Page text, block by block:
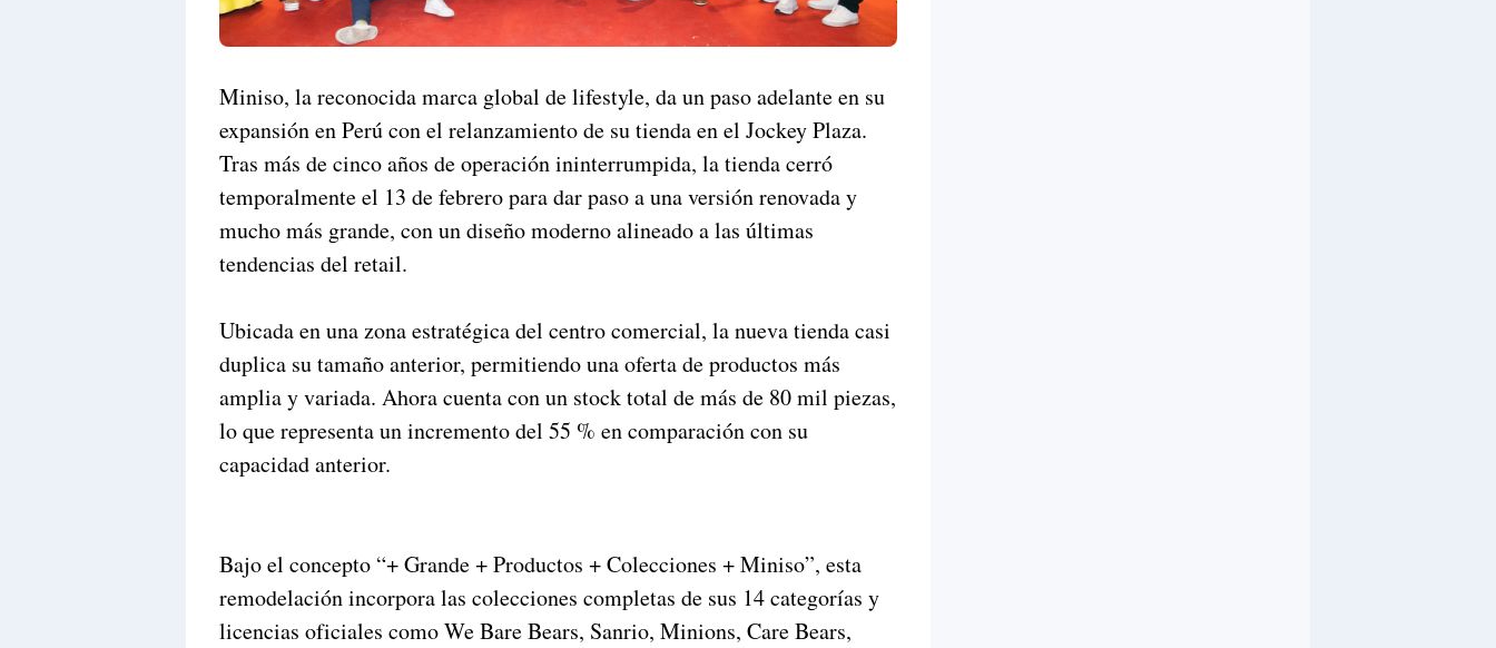
Miniso, la reconocida marca global de lifestyle, da un paso adelante en su
expansión en Perú con el relanzamiento de su tienda en el Jockey Plaza.
Tras más de cinco años de operación ininterrumpida, la tienda cerró
temporalmente el 13 de febrero para dar paso a una versión renovada y
mucho más grande, con un diseño moderno alineado a las últimas
tendencias del retail.
Ubicada en una zona estratégica del centro comercial, la nueva tienda casi
duplica su tamaño anterior, permitiendo una oferta de productos más
amplia y variada. Ahora cuenta con un stock total de más de 80 mil piezas,
lo que representa un incremento del 55 % en comparación con su
capacidad anterior.
Bajo el concepto “+ Grande + Productos + Colecciones + Miniso”, esta
remodelación incorpora las colecciones completas de sus 14 categorías y
licencias oficiales como We Bare Bears, Sanrio, Minions, Care Bears,